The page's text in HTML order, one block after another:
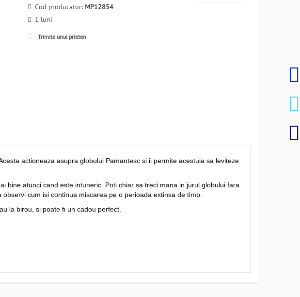
Cod producator: MP12854
1 luni
Trimite unui prieten
actioneaza asupra globului Pamantesc si ii permite acestuia sa leviteze
bine atunci cand este intuneric. Poti chiar sa treci mana in jurul globului fara
cum isi continua miscarea pe o perioada extinsa de timp.
la birou, si poate fi un cadou perfect.